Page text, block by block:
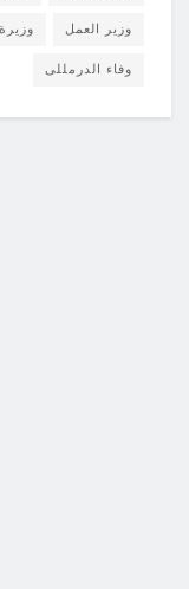
وزير العمل
وفاء الدرمللى